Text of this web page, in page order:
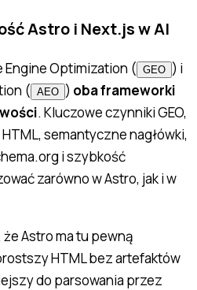
Astro i Next.js w AI
Engine Optimization ( GEO ) i
( AEO ) oba frameworki
. Kluczowe czynniki GEO,
semantyczne nagłówki,
i szybkość
zarówno w Astro, jak i w
Astro ma tu pewną
HTML bez artefaktów
do parsowania przez